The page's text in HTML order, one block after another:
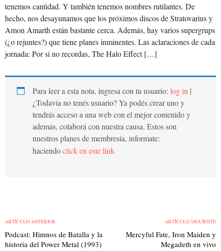
tenemos cantidad. Y también tenemos nombres rutilantes. De
hecho, nos desayunamos que los próximos discos de Stratovarius y
Amon Amarth están bastante cerca. Además, hay varios supergrups
(¿o rejuntes?) que tiene planes inminentes. Las aclaraciones de cada
jornada: Por si no recordas, The Halo Effect […]
Para leer a esta nota, ingresa con tu usuario: log in |
¿Todavía no tenés usuario? Ya podés crear uno y
tendrás acceso a una web con el mejor contenido y
además, colaborá con nuestra causa. Estos son
nuestros planes de membresía, informate:
haciendoclick en este link
ARTÍCULO ANTERIOR
Podcast: Himnos de Batalla y la
historia del Power Metal (1993)
ARTÍCULO SIGUIENTE
Mercyful Fate, Iron Maiden y
Megadeth en vivo